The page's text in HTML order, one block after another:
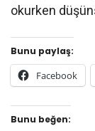
okurken
Bunu paylaş:
Facebook
Bunu beğen: